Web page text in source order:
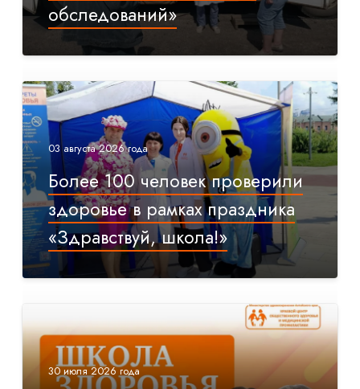
обследований»
03 августа 2026 года
Более 100 человек проверили
здоровье в рамках праздника
«Здравствуй, школа!»
30 июля 2026 года